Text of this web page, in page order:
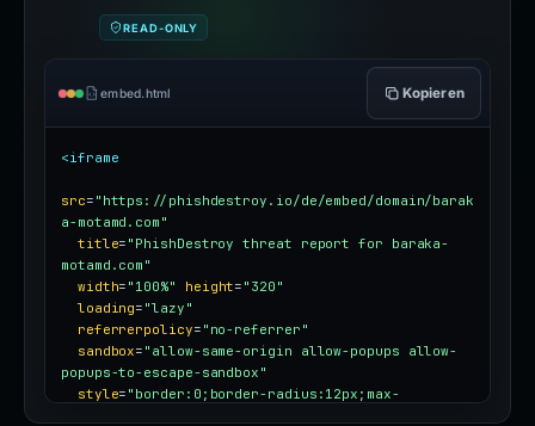
READ-ONLY
embed.html Kopieren
<iframe
src= "https://phishdestroy.io/de/embed/domain/barak
a-motamd.com"
title= "PhishDestroy threat report for baraka-
motamd.com"
width= "100%" height= "320"
loading= "lazy"
referrerpolicy= "no-referrer"
sandbox= "allow-same-origin allow-popups allow-
popups-to-escape-sandbox"
style= "border:0;border-radius:12px;max-